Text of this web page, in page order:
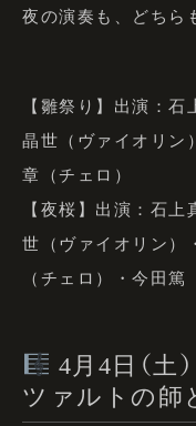
夜の演奏も、どちら
【雛祭り】出演：
晶世（ヴァイオリン
章（チェロ）
【夜桜】出演：石
世（ヴァイオリン）
（チェロ）・今田篤
4月4日（土
ツァルトの師